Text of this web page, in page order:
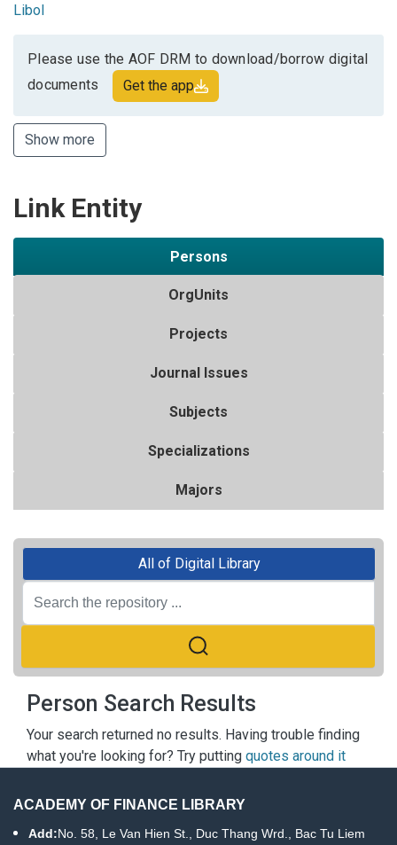
Libol
Please use the AOF DRM to download/borrow digital
documents
Get the app
Show more
Link Entity
Persons
OrgUnits
Projects
Journal Issues
Subjects
Specializations
Majors
All of Digital Library
Person Search Results
Your search returned no results. Having trouble finding
what you're looking for? Try putting quotes around it
ACADEMY OF FINANCE LIBRARY
Add:No. 58, Le Van Hien St., Duc Thang Wrd., Bac Tu Liem